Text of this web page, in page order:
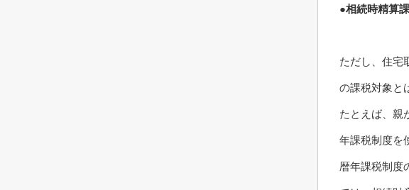
●相続時精算
ただし、住宅
の課税対象と
たとえば、親
年課税制度を
暦年課税制度